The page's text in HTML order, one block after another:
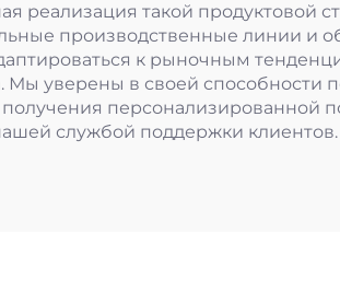
реализация такой продуктовой
производственные линии и
к рыночным
уверены в своей способности
персонализированной
службой поддержки клиентов.